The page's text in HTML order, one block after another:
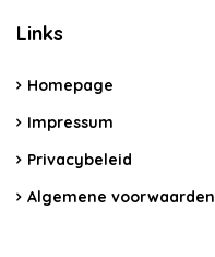
Links
Homepage
Impressum
Privacybeleid
Algemene voorwaarden